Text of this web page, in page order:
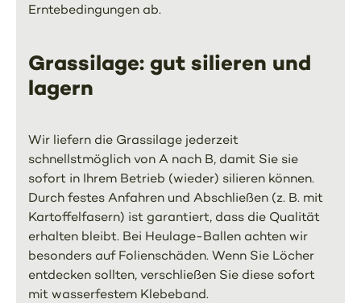
Erntebedingungen ab.
Grassilage: gut silieren und
lagern
Wir liefern die Grassilage jederzeit
schnellstmöglich von A nach B, damit Sie sie
sofort in Ihrem Betrieb (wieder) silieren können.
Durch festes Anfahren und Abschließen (z. B. mit
Kartoffelfasern) ist garantiert, dass die Qualität
erhalten bleibt. Bei Heulage-Ballen achten wir
besonders auf Folienschäden. Wenn Sie Löcher
entdecken sollten, verschließen Sie diese sofort
mit wasserfestem Klebeband.